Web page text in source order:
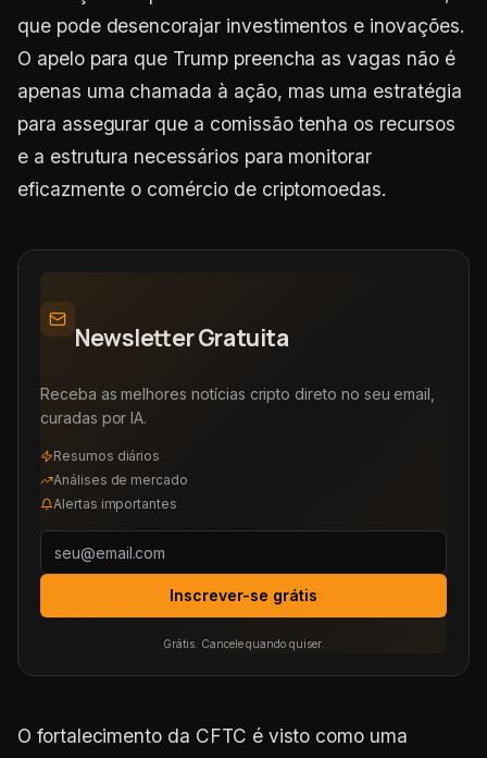
que pode desencorajar investimentos e inovações.
O apelo para que Trump preencha as vagas não é
apenas uma chamada à ação, mas uma estratégia
para assegurar que a comissão tenha os recursos
e a estrutura necessários para monitorar
eficazmente o comércio de criptomoedas.
Newsletter Gratuita
Receba as melhores notícias cripto direto no seu email,
curadas por IA.
Resumos diários
Análises de mercado
Alertas importantes
Inscrever-se grátis
Grátis. Cancele quando quiser.
O fortalecimento da CFTC é visto como uma